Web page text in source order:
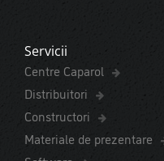
Servicii
Centre Caparol
Distribuitori
Constructori
Materiale de prezentare